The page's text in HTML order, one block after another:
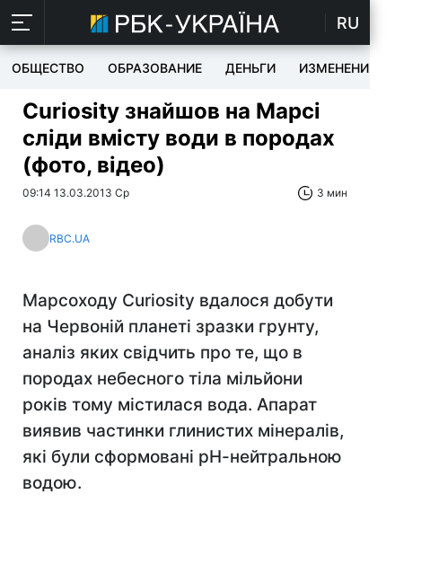
RU
ОБЩЕСТВО ОБРАЗОВАНИЕ ДЕНЬГИ ИЗМЕНЕНИЯ
Curiosity знайшов на Марсі
сліди вмісту води в породах
(фото, відео)
09:14 13.03.2013 Ср 3 мин
RBC.UA
Марсоходу Curiosity вдалося добути
на Червоній планеті зразки грунту,
аналіз яких свідчить про те, що в
породах небесного тіла мільйони
років тому містилася вода. Апарат
виявив частинки глинистих мінералів,
які були сформовані рН-нейтральною
водою.